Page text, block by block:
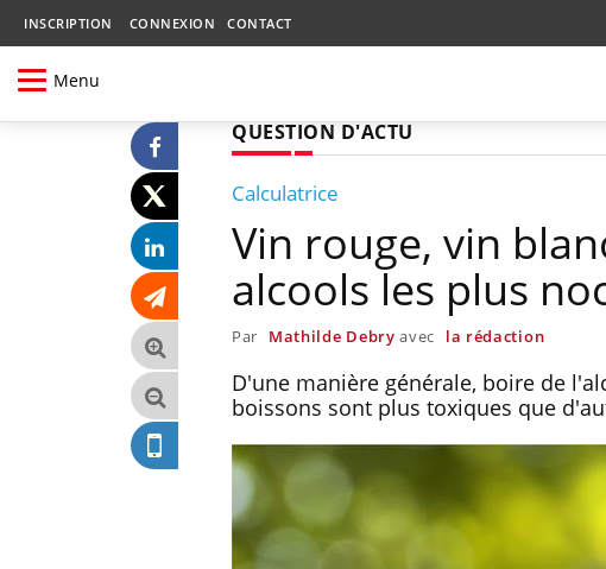
INSCRIPTION CONNEXION CONTACT
Menu
QUESTION D'ACTU
Calculatrice
Vin rouge, vin
alcools les plus
Par Mathilde Debry avec la rédaction
D'une manière générale, boire de
boissons sont plus toxiques que